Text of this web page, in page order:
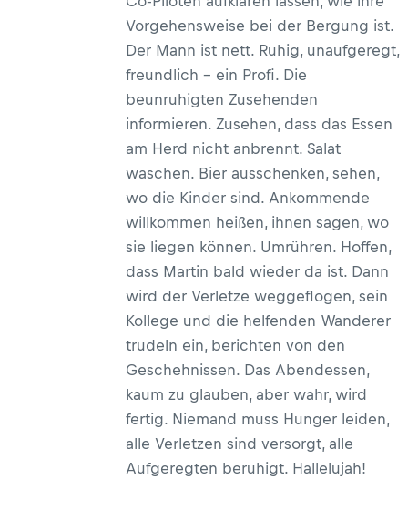
Vorgehensweise bei der Bergung ist.
Der Mann ist nett. Ruhig, unaufgeregt,
freundlich – ein Profi. Die
beunruhigten Zusehenden
informieren. Zusehen, dass das Essen
am Herd nicht anbrennt. Salat
waschen. Bier ausschenken, sehen,
wo die Kinder sind. Ankommende
willkommen heißen, ihnen sagen, wo
sie liegen können. Umrühren. Hoffen,
dass Martin bald wieder da ist. Dann
wird der Verletze weggeflogen, sein
Kollege und die helfenden Wanderer
trudeln ein, berichten von den
Geschehnissen. Das Abendessen,
kaum zu glauben, aber wahr, wird
fertig. Niemand muss Hunger leiden,
alle Verletzen sind versorgt, alle
Aufgeregten beruhigt. Hallelujah!